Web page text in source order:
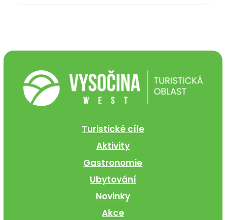
Turistické cíle
Aktivity
Gastronomie
Ubytování
Novinky
Akce